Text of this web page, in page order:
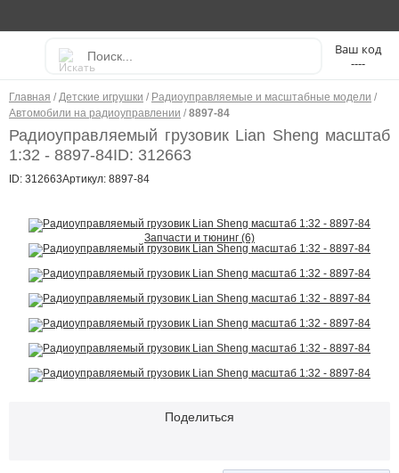
----
Главная / Детские игрушки / Радиоуправляемые и масштабные модели /
Автомобили на радиоуправлении / 8897-84
Радиоуправляемый грузовик Lian Sheng масштаб
1:32 - 8897-84ID: 312663
ID: 312663Артикул: 8897-84
Запчасти и тюнинг (6)
Поделиться